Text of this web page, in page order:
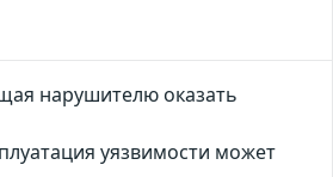
нарушителю оказать
уязвимости может